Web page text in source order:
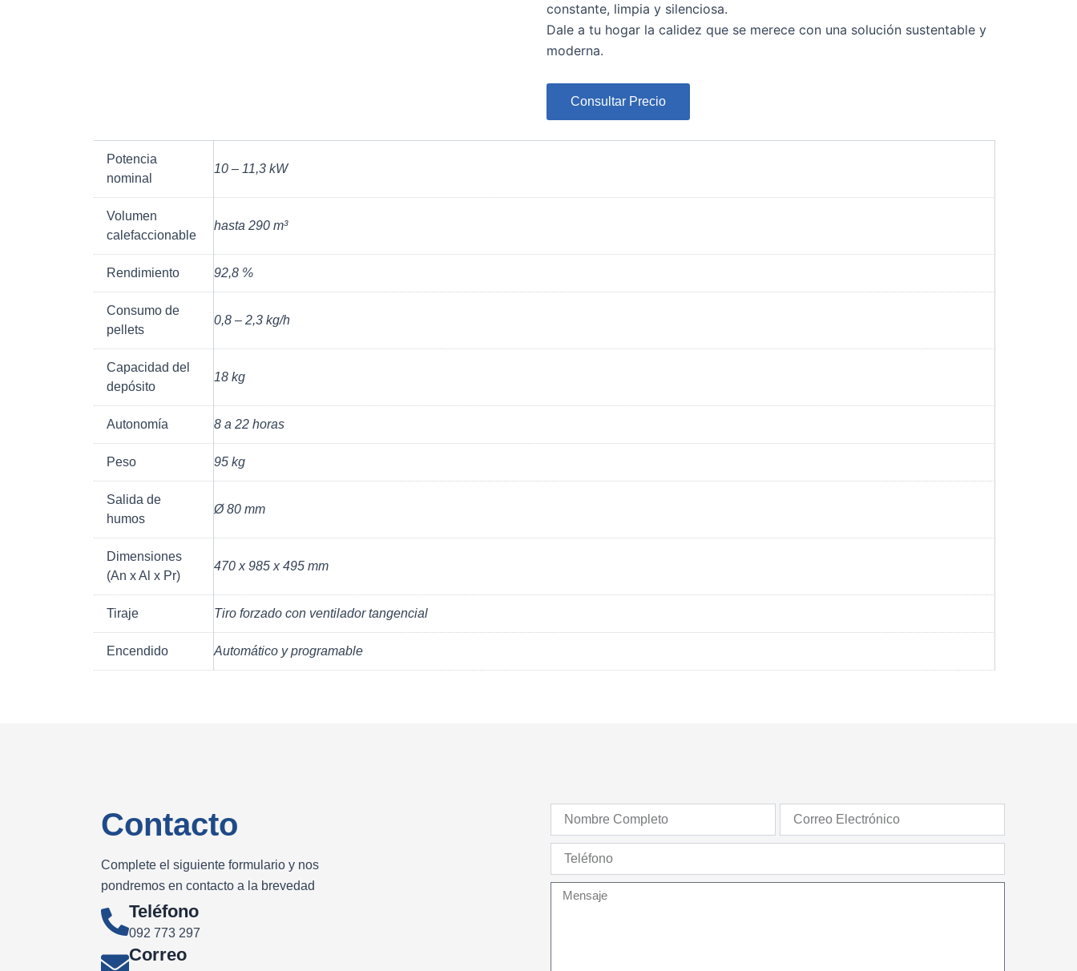
constante, limpia y silenciosa.
Dale a tu hogar la calidez que se merece con una solución sustentable y
moderna.
Consultar Precio
Potencia
nominal
10 – 11,3 kW
Volumen
calefaccionable
hasta 290 m³
Rendimiento 92,8 %
Consumo de
pellets
0,8 – 2,3 kg/h
Capacidad del
depósito
18 kg
Autonomía 8 a 22 horas
Peso 95 kg
Salida de
humos
Ø 80 mm
Dimensiones
(An x Al x Pr)
470 x 985 x 495 mm
Tiraje Tiro forzado con ventilador tangencial
Encendido Automático y programable
Contacto
Complete el siguiente formulario y nos
pondremos en contacto a la brevedad
Teléfono
092 773 297
Correo
Completo
Electrónico
Teléfono
Mensaje